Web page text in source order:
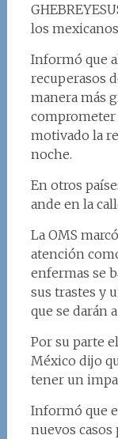
los
Informó que
recuperasos
manera más
comprometer
motivado la
noche.
En otros
ande en la
La OMS
atención
enfermas se
sus trastes y
que se darán
Por su parte
México dijo
tener un
Informó que
nuevos casos